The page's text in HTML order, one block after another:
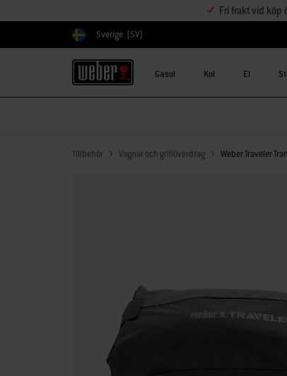
Fri frakt vid köp
Välj land
Sverige (SV)
Gasol Kol El
Tillbehör Vagnar och grillöverdrag Weber Traveler